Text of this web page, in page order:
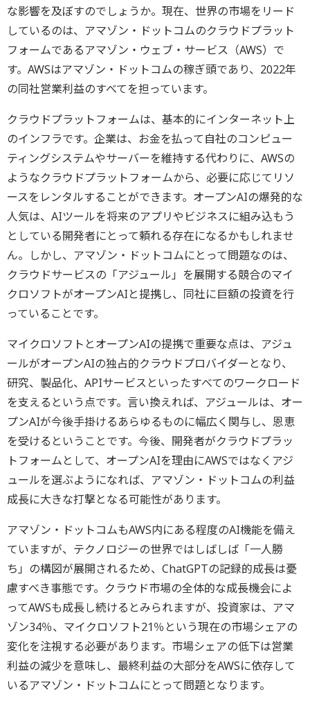
な影響を及ぼすのでしょうか。現在、世界の市場をリード
しているのは、アマゾン・ドットコムのクラウドプラット
フォームであるアマゾン・ウェブ・サービス（AWS）で
す。AWSはアマゾン・ドットコムの稼ぎ頭であり、2022年
の同社営業利益のすべてを担っています。
クラウドプラットフォームは、基本的にインターネット上
のインフラです。企業は、お金を払って自社のコンピュー
ティングシステムやサーバーを維持する代わりに、AWSの
ようなクラウドプラットフォームから、必要に応じてリソ
ースをレンタルすることができます。オープンAIの爆発的な
人気は、AIツールを将来のアプリやビジネスに組み込もう
としている開発者にとって頼れる存在になるかもしれませ
ん。しかし、アマゾン・ドットコムにとって問題なのは、
クラウドサービスの「アジュール」を展開する競合のマイ
クロソフトがオープンAIと提携し、同社に巨額の投資を行
っていることです。
マイクロソフトとオープンAIの提携で重要な点は、アジュ
ールがオープンAIの独占的クラウドプロバイダーとなり、
研究、製品化、APIサービスといったすべてのワークロード
を支えるという点です。言い換えれば、アジュールは、オー
プンAIが今後手掛けるあらゆるものに幅広く関与し、恩恵
を受けるということです。今後、開発者がクラウドプラッ
トフォームとして、オープンAIを理由にAWSではなくアジ
ュールを選ぶようになれば、アマゾン・ドットコムの利益
成長に大きな打撃となる可能性があります。
アマゾン・ドットコムもAWS内にある程度のAI機能を備え
ていますが、テクノロジーの世界ではしばしば「一人勝
ち」の構図が展開されるため、ChatGPTの記録的成長は憂
慮すべき事態です。クラウド市場の全体的な成長機会によ
ってAWSも成長し続けるとみられますが、投資家は、アマ
ゾン34％、マイクロソフト21％という現在の市場シェアの
変化を注視する必要があります。市場シェアの低下は営業
利益の減少を意味し、最終利益の大部分をAWSに依存して
いるアマゾン・ドットコムにとって問題となります。